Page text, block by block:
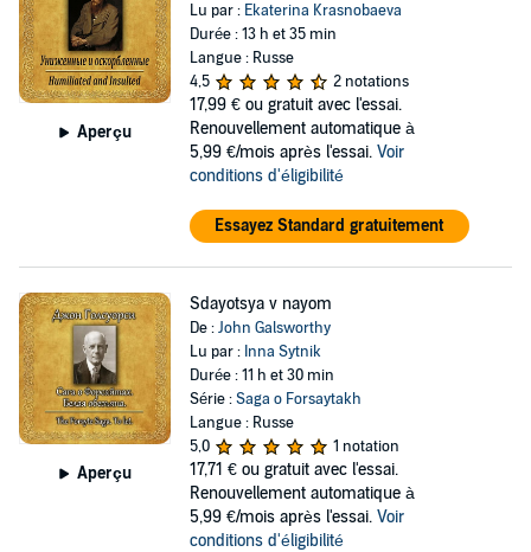
Aperçu
Lu par : Ekaterina Krasnobaeva
Durée : 13 h et 35 min
Langue : Russe
4,5
2 notations
17,99 € ou gratuit avec l'essai.
Renouvellement automatique à
5,99 €/mois après l'essai. Voir
conditions d'éligibilité
Essayez Standard gratuitement
Aperçu
Sdayotsya v nayom
De :John Galsworthy
Lu par : Inna Sytnik
Durée : 11 h et 30 min
Série :Saga o Forsaytakh
Langue : Russe
5,0
1 notation
17,71 € ou gratuit avec l'essai.
Renouvellement automatique à
5,99 €/mois après l'essai. Voir
conditions d'éligibilité